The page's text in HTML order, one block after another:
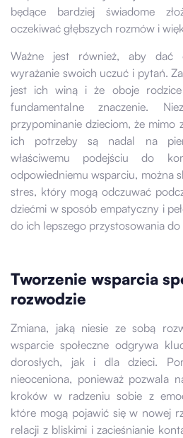
będące bardziej świadome
oczekiwać głębszych rozmów i
Ważne jest również, aby dać
wyrażanie swoich uczuć i pytań.
jest ich winą i że oboje
fundamentalne znaczenie.
przypominanie dzieciom, że mimo
ich potrzeby są nadal na
właściwemu podejściu do
odpowiedniemu wsparciu, można
stres, który mogą odczuwać
dziećmi w sposób empatyczny i
do ich lepszego przystosowania
Tworzenie wsparcia
rozwodzie
Zmiana, jaką niesie ze sobą
wsparcie społeczne odgrywa
dorosłych, jak i dla dzieci.
nieoceniona, ponieważ pozwala
kroków w radzeniu sobie z
które mogą pojawić się w nowej
relacji z bliskimi i zacieśnianie